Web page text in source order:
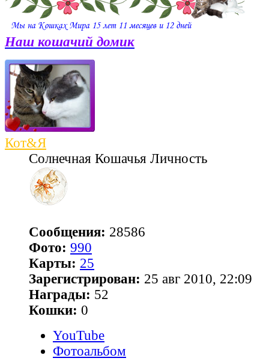
Наш кошачий домик
Кот&Я
Солнечная Кошачья Личность
Сообщения: 28586
Фото: 990
Карты: 25
Зарегистрирован: 25 авг 2010, 22:09
Награды: 52
Кошки: 0
YouTube
Фотоальбом